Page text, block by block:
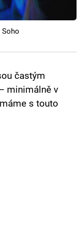
častým
minimálně v
s touto